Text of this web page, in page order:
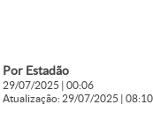
Por Estadão
29/07/2025 | 00:06
Atualização: 29/07/2025 | 08:10